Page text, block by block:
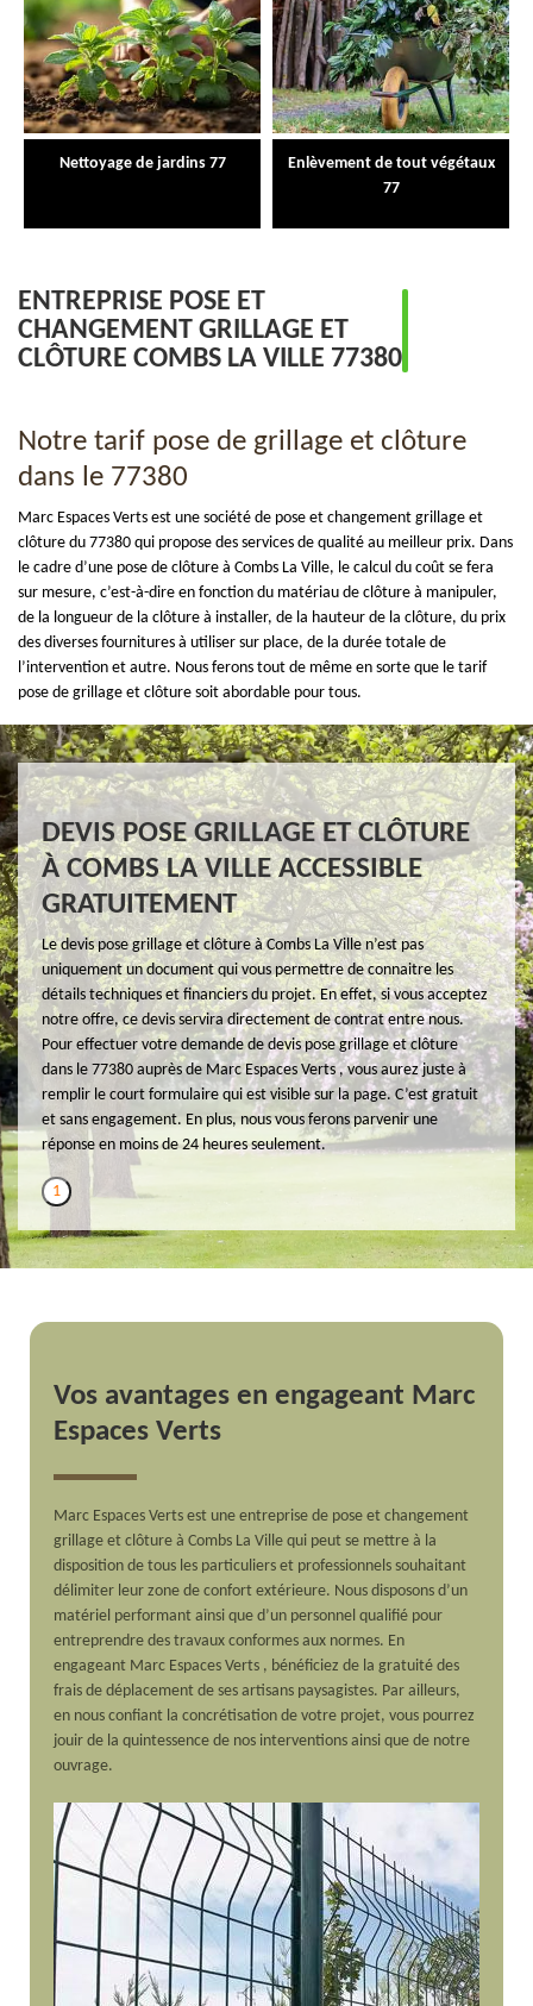
Nettoyage de jardins 77
Enlèvement de tout végétaux
77
ENTREPRISE POSE ET
CHANGEMENT GRILLAGE ET
CLÔTURE COMBS LA VILLE 77380
Notre tarif pose de grillage et clôture
dans le 77380
Marc Espaces Verts est une société de pose et changement grillage et
clôture du 77380 qui propose des services de qualité au meilleur prix. Dans
le cadre d’une pose de clôture à Combs La Ville, le calcul du coût se fera
sur mesure, c’est-à-dire en fonction du matériau de clôture à manipuler,
de la longueur de la clôture à installer, de la hauteur de la clôture, du prix
des diverses fournitures à utiliser sur place, de la durée totale de
l’intervention et autre. Nous ferons tout de même en sorte que le tarif
pose de grillage et clôture soit abordable pour tous.
DEVIS POSE GRILLAGE ET CLÔTURE
À COMBS LA VILLE ACCESSIBLE
GRATUITEMENT
Le devis pose grillage et clôture à Combs La Ville n’est pas
uniquement un document qui vous permettre de connaitre les
détails techniques et financiers du projet. En effet, si vous acceptez
notre offre, ce devis servira directement de contrat entre nous.
Pour effectuer votre demande de devis pose grillage et clôture
dans le 77380 auprès de Marc Espaces Verts , vous aurez juste à
remplir le court formulaire qui est visible sur la page. C’est gratuit
et sans engagement. En plus, nous vous ferons parvenir une
réponse en moins de 24 heures seulement.
1
Vos avantages en engageant Marc
Espaces Verts
Marc Espaces Verts est une entreprise de pose et changement
grillage et clôture à Combs La Ville qui peut se mettre à la
disposition de tous les particuliers et professionnels souhaitant
délimiter leur zone de confort extérieure. Nous disposons d’un
matériel performant ainsi que d’un personnel qualifié pour
entreprendre des travaux conformes aux normes. En
engageant Marc Espaces Verts , bénéficiez de la gratuité des
frais de déplacement de ses artisans paysagistes. Par ailleurs,
en nous confiant la concrétisation de votre projet, vous pourrez
jouir de la quintessence de nos interventions ainsi que de notre
ouvrage.